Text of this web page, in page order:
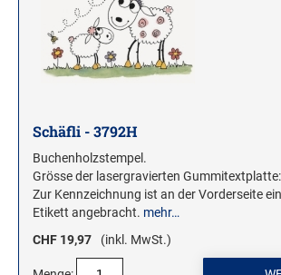
Schäfli - 3792H
Buchenholzstempel.
Grösse der lasergravierten
Zur Kennzeichnung ist an der Vorderseite
Etikett angebracht. mehr…
CHF 19,97
(inkl. MwSt.)